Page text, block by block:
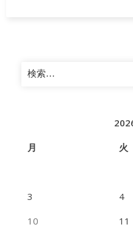
検
索:
月
火
3
4
10
11